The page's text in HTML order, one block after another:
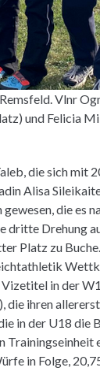
Vlnr
und Felicia
die sich mit
Alisa
die es
dritte Drehung
Platz zu Buche.
in der
die ihren
in der U18 die
Trainingseinheit
in Folge,